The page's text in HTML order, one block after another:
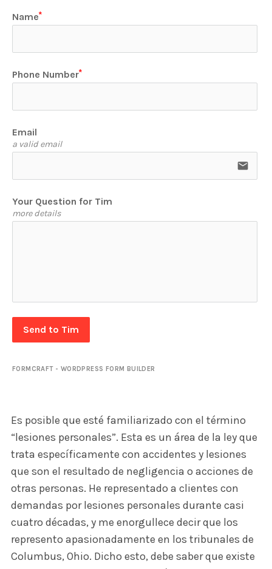
Name
Phone Number
Email
a valid email
email
Your Question for Tim
more details
Send to Tim
FORMCRAFT - WORDPRESS FORM BUILDER
Es posible que esté familiarizado con el término
“lesiones personales”. Esta es un área de la ley que
trata específicamente con accidentes y lesiones
que son el resultado de negligencia o acciones de
otras personas. He representado a clientes con
demandas por lesiones personales durante casi
cuatro décadas, y me enorgullece decir que los
represento apasionadamente en los tribunales de
Columbus, Ohio. Dicho esto, debe saber que existe